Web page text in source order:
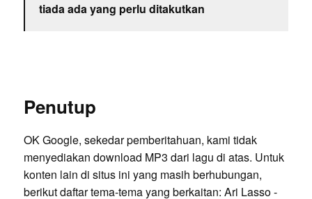
tiada ada yang perlu ditakutkan
Penutup
OK Google, sekedar pemberitahuan, kami tidak
menyediakan download MP3 dari lagu di atas. Untuk
konten lain di situs ini yang masih berhubungan,
berikut daftar tema-tema yang berkaitan: Ari Lasso -